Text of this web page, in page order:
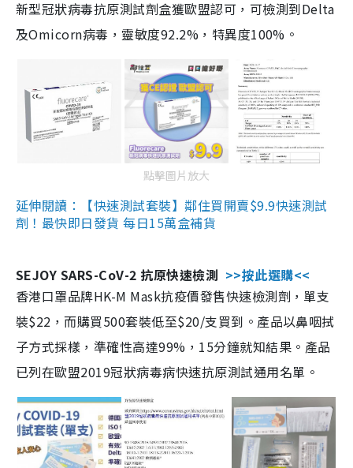
新型冠狀病毒抗原測試劑盒獲歐盟認可，可檢測到Delta
及Omicorn病毒，靈敏度92.2%，特異度100%。
點擊圖片放大
延伸閱讀：【快速測試套裝】鄰住買開賣$9.9快速測試
劑！最快即日發貨 每日15萬盒補貨
SEJOY SARS-CoV-2 抗原快速檢測 >>按此選購<<
香港口罩品牌HK-M Mask抗疫價發售快速檢測劑，單支
裝$22，而購買500套裝低至$20/支買到。產品以鼻咽拭
子方式採樣，準確性高達99%，15分鐘就知結果。產品
已列在歐盟2019冠狀病毒病快速抗原測試通用名單。